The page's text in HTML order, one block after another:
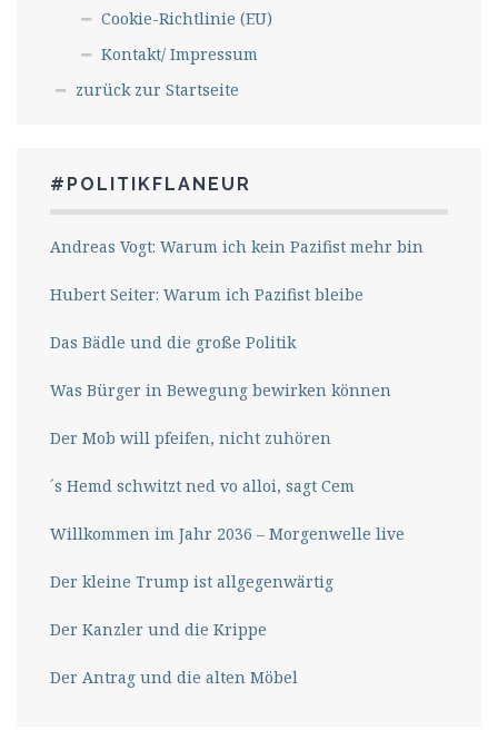
Cookie-Richtlinie (EU)
Kontakt/ Impressum
zurück zur Startseite
#POLITIKFLANEUR
Andreas Vogt: Warum ich kein Pazifist mehr bin
Hubert Seiter: Warum ich Pazifist bleibe
Das Bädle und die große Politik
Was Bürger in Bewegung bewirken können
Der Mob will pfeifen, nicht zuhören
´s Hemd schwitzt ned vo alloi, sagt Cem
Willkommen im Jahr 2036 – Morgenwelle live
Der kleine Trump ist allgegenwärtig
Der Kanzler und die Krippe
Der Antrag und die alten Möbel